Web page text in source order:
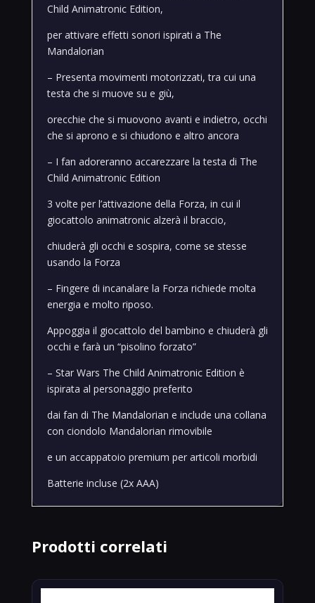
Child Animatronic Edition,
per attivare effetti sonori ispirati a The
Mandalorian
– Presenta movimenti motorizzati, tra cui una
testa che si muove su e giù,
orecchie che si muovono avanti e indietro, occhi
che si aprono e si chiudono e altro ancora
– I fan adoreranno accarezzare la testa di The
Child Animatronic Edition
3 volte per l’attivazione della Forza, in cui il
giocattolo animatronic alzerà il braccio,
chiuderà gli occhi e sospira, come se stesse
usando la Forza
– Fingere di incanalare la Forza richiede molta
energia e molto riposo.
Appoggia il giocattolo del bambino e chiuderà gli
occhi e farà un “pisolino forzato”
– Star Wars The Child Animatronic Edition è
ispirata al personaggio preferito
dai fan di The Mandalorian e include una collana
con ciondolo Mandalorian rimovibile
e un accappatoio premium per articoli morbidi
Batterie incluse (2x AAA)
Prodotti correlati